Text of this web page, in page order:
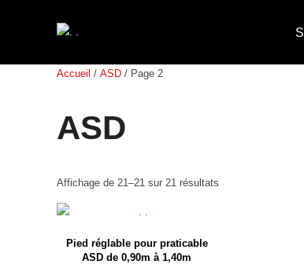
Accueil / ASD / Page 2
ASD
Affichage de 21–21 sur 21 résultats
Pied réglable pour praticable
ASD de 0,90m à 1,40m